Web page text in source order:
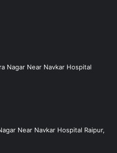
Nagar Near Navkar Hospital
Near Navkar Hospital Raipur,